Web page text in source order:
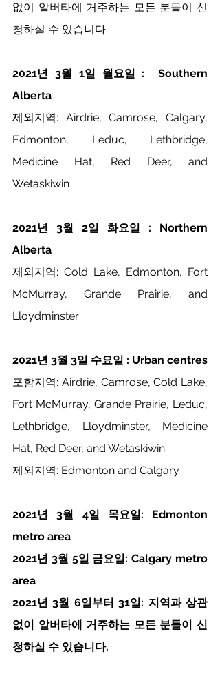
없이 알버타에 거주하는 모든 분들이 신
청하실 수 있습니다.
2021년 3월 1일 월요일 :  Southern
Alberta
제외지역: Airdrie, Camrose, Calgary,
Edmonton, Leduc, Lethbridge,
Medicine Hat, Red Deer, and
Wetaskiwin
2021년 3월 2일 화요일 : Northern
Alberta
제외지역: Cold Lake, Edmonton, Fort
McMurray, Grande Prairie, and
Lloydminster
2021년 3월 3일 수요일 : Urban centres
포함지역: Airdrie, Camrose, Cold Lake,
Fort McMurray, Grande Prairie, Leduc,
Lethbridge, Lloydminster, Medicine
Hat, Red Deer, and Wetaskiwin
제외지역: Edmonton and Calgary
2021년 3월 4일 목요일: Edmonton
metro area
2021년 3월 5일 금요일: Calgary metro
area
2021년 3월 6일부터 31일: 지역과 상관
없이 알버타에 거주하는 모든 분들이 신
청하실 수 있습니다.